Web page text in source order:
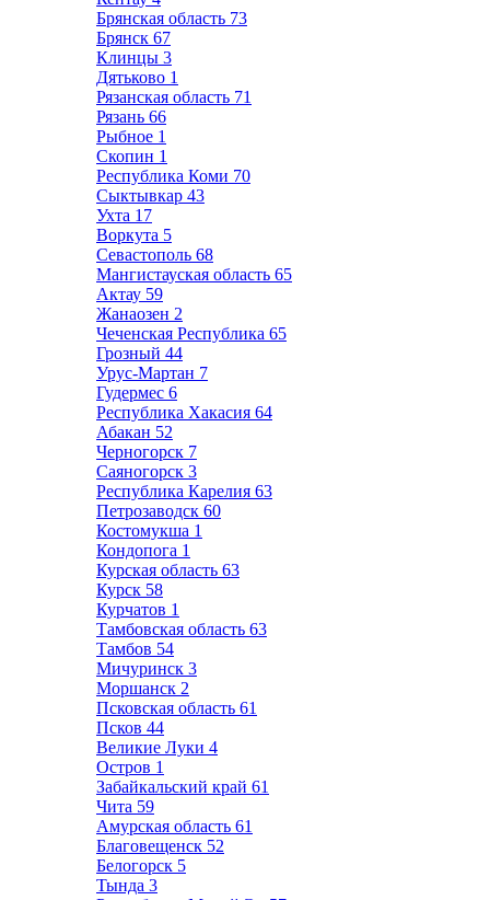
Брянская область 73
Брянск 67
Клинцы 3
Дятьково 1
Рязанская область 71
Рязань 66
Рыбное 1
Скопин 1
Республика Коми 70
Сыктывкар 43
Ухта 17
Воркута 5
Севастополь 68
Мангистауская область 65
Актау 59
Жанаозен 2
Чеченская Республика 65
Грозный 44
Урус-Мартан 7
Гудермес 6
Республика Хакасия 64
Абакан 52
Черногорск 7
Саяногорск 3
Республика Карелия 63
Петрозаводск 60
Костомукша 1
Кондопога 1
Курская область 63
Курск 58
Курчатов 1
Тамбовская область 63
Тамбов 54
Мичуринск 3
Моршанск 2
Псковская область 61
Псков 44
Великие Луки 4
Остров 1
Забайкальский край 61
Чита 59
Амурская область 61
Благовещенск 52
Белогорск 5
Тында 3